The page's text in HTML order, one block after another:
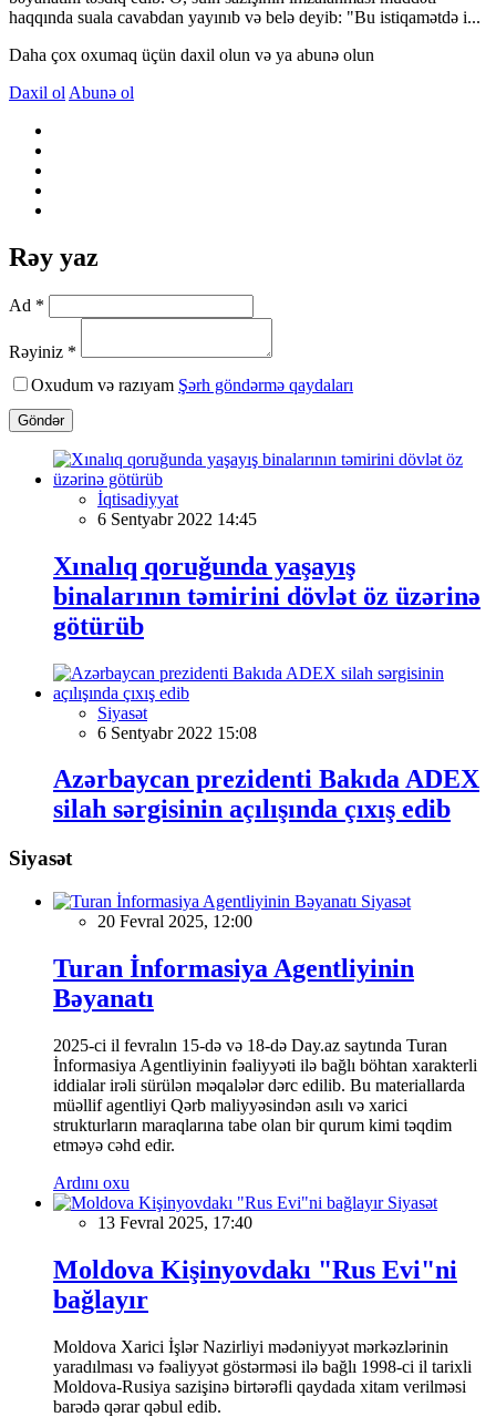
haqqında suala cavabdan yayınıb və belə deyib: "Bu istiqamətdə i...
Daha çox oxumaq üçün daxil olun və ya abunə olun
Daxil ol Abunə ol
Rəy yaz
Ad *
Rəyiniz *
Oxudum və razıyam Şərh göndərmə qaydaları
Göndər
İqtisadiyyat
6 Sentyabr 2022 14:45
Xınalıq qoruğunda yaşayış
binalarının təmirini dövlət öz üzərinə
götürüb
Siyasət
6 Sentyabr 2022 15:08
Azərbaycan prezidenti Bakıda ADEX
silah sərgisinin açılışında çıxış edib
Siyasət
Siyasət
20 Fevral 2025, 12:00
Turan İnformasiya Agentliyinin
Bəyanatı
2025-ci il fevralın 15-də və 18-də Day.az saytında Turan
İnformasiya Agentliyinin fəaliyyəti ilə bağlı böhtan xarakterli
iddialar irəli sürülən məqalələr dərc edilib. Bu materiallarda
müəllif agentliyi Qərb maliyyəsindən asılı və xarici
strukturların maraqlarına tabe olan bir qurum kimi təqdim
etməyə cəhd edir.
Ardını oxu
Siyasət
13 Fevral 2025, 17:40
Moldova Kişinyovdakı "Rus Evi"ni
bağlayır
Moldova Xarici İşlər Nazirliyi mədəniyyət mərkəzlərinin
yaradılması və fəaliyyət göstərməsi ilə bağlı 1998-ci il tarixli
Moldova-Rusiya sazişinə birtərəfli qaydada xitam verilməsi
barədə qərar qəbul edib.